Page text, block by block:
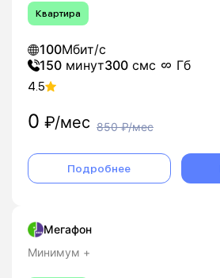
Квартира
100Мбит/с
150 минут300 смс Гб
4.5
0 ₽/мес 850₽/мес
Подробнее
Мегафон
Минимум +